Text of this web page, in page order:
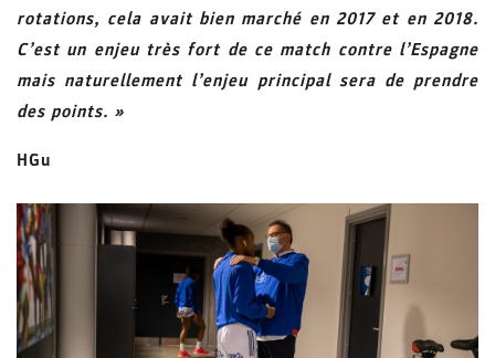
rotations, cela avait bien marché en 2017 et en 2018.
C’est un enjeu très fort de ce match contre l’Espagne
mais naturellement l’enjeu principal sera de prendre
des points. »
HGu